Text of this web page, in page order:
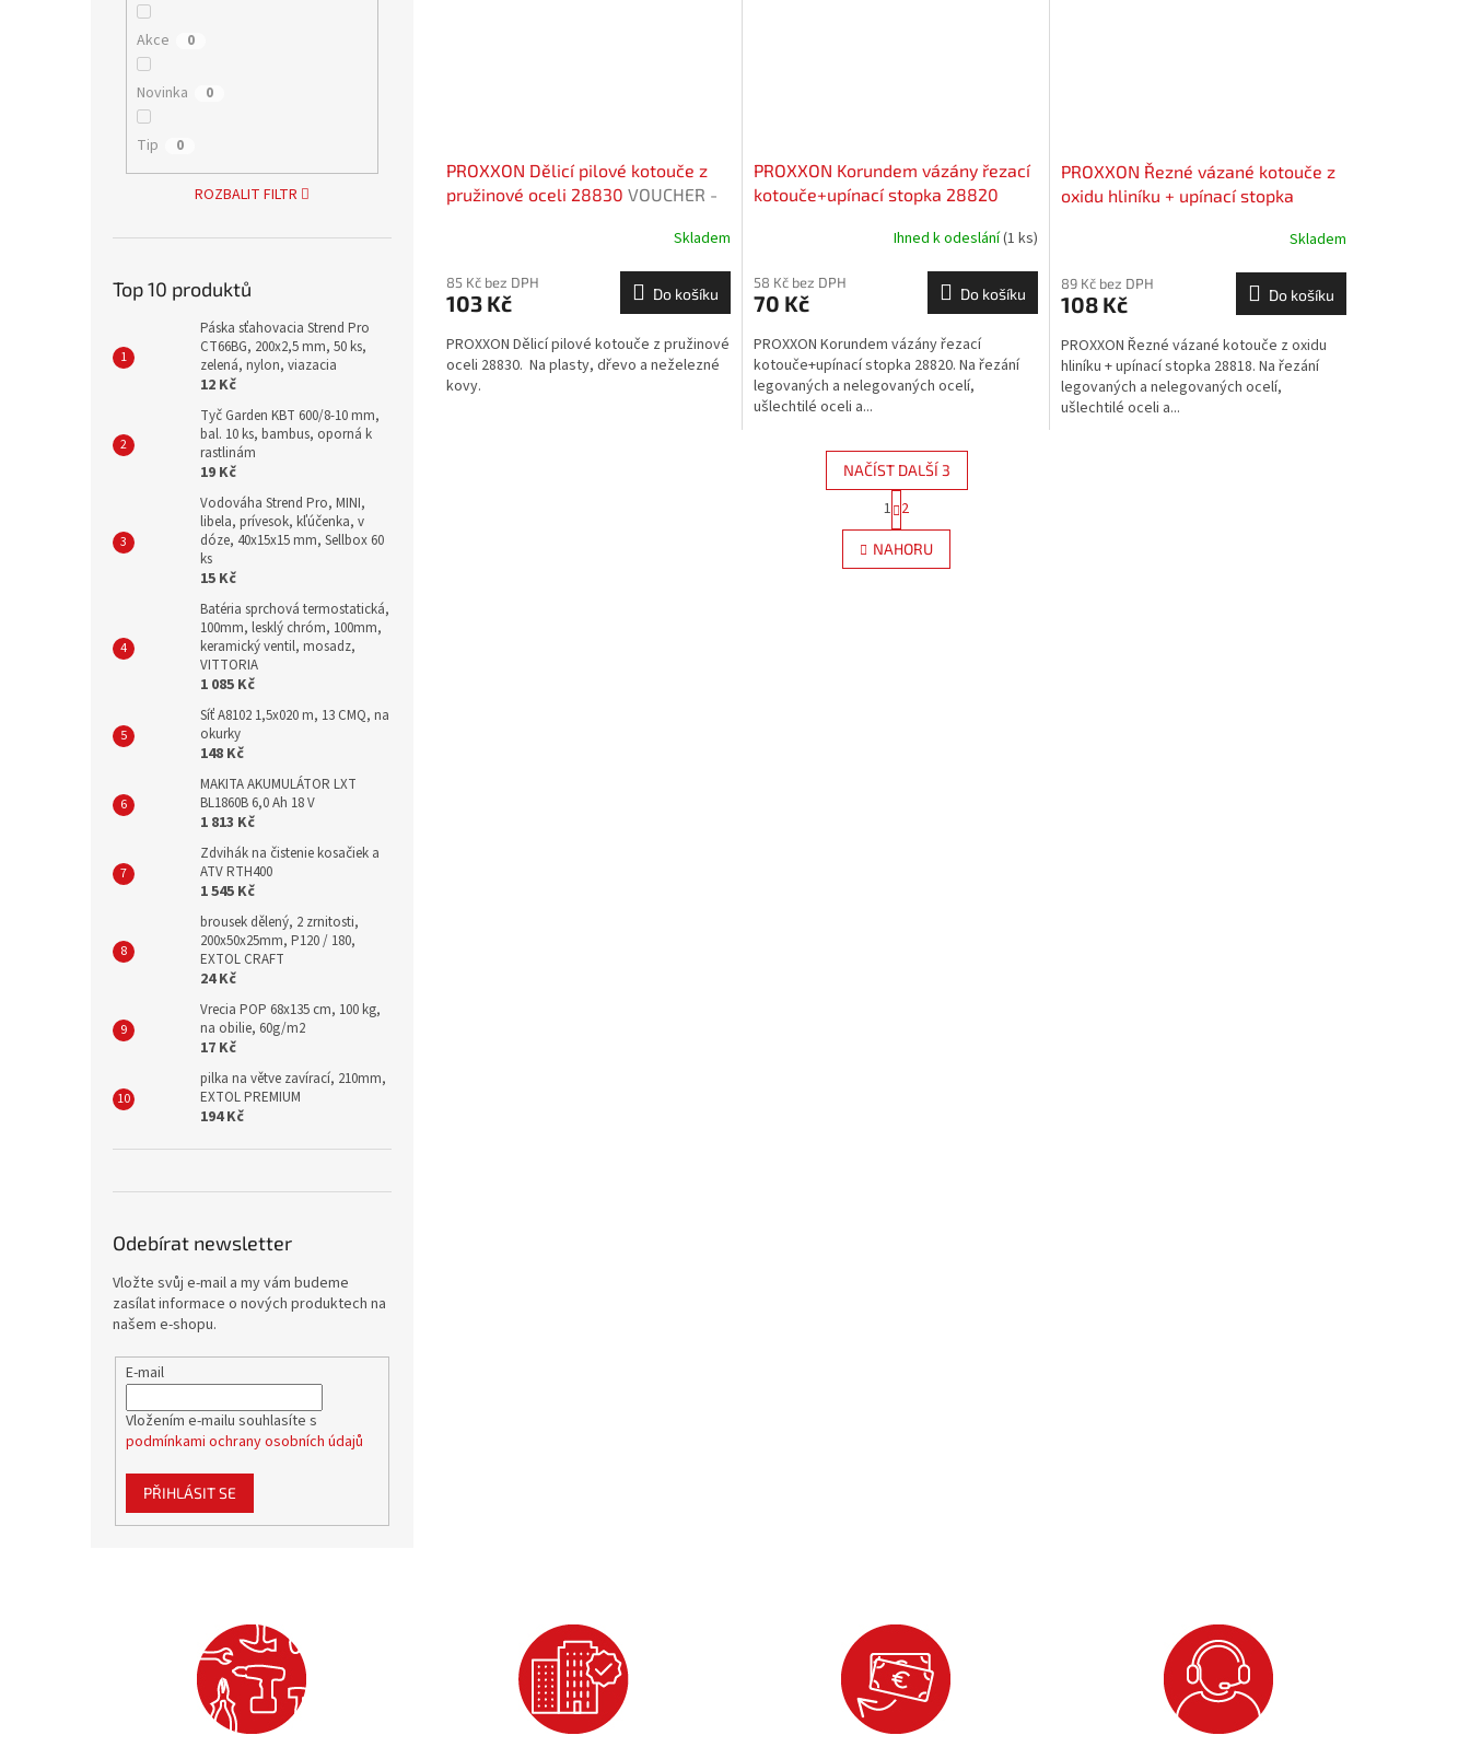
Akce 0
Novinka 0
Tip 0
ROZBALIT FILTR
Top 10 produktů
Páska sťahovacia Strend Pro
CT66BG, 200x2,5 mm, 50 ks,
zelená, nylon, viazacia
12 Kč
Tyč Garden KBT 600/8-10 mm,
bal. 10 ks, bambus, oporná k
rastlinám
19 Kč
Vodováha Strend Pro, MINI,
libela, prívesok, kľúčenka, v
dóze, 40x15x15 mm, Sellbox 60
ks
15 Kč
Batéria sprchová termostatická,
100mm, lesklý chróm, 100mm,
keramický ventil, mosadz,
VITTORIA
1 085 Kč
Síť A8102 1,5x020 m, 13 CMQ, na
okurky
148 Kč
MAKITA AKUMULÁTOR LXT
BL1860B 6,0 Ah 18 V
1 813 Kč
Zdvihák na čistenie kosačiek a
ATV RTH400
1 545 Kč
brousek dělený, 2 zrnitosti,
200x50x25mm, P120 / 180,
EXTOL CRAFT
24 Kč
Vrecia POP 68x135 cm, 100 kg,
na obilie, 60g/m2
17 Kč
pilka na větve zavírací, 210mm,
EXTOL PREMIUM
194 Kč
Odebírat newsletter
Vložte svůj e-mail a my vám budeme
zasílat informace o nových produktech na
našem e-shopu.
E-mail
Vložením e-mailu souhlasíte s
podmínkami ochrany osobních údajů
PŘIHLÁSIT SE
PROXXON Dělicí pilové kotouče z
pružinové oceli 28830 VOUCHER -
Skladem
85 Kč bez DPH
103 Kč Do košíku
PROXXON Dělicí pilové kotouče z pružinové
oceli 28830. Na plasty, dřevo a neželezné
kovy.
PROXXON Korundem vázány řezací
kotouče+upínací stopka 28820
Ihned k odeslání(1 ks)
58 Kč bez DPH
70 Kč Do košíku
PROXXON Korundem vázány řezací
kotouče+upínací stopka 28820. Na řezání
legovaných a nelegovaných ocelí,
ušlechtilé oceli a...
PROXXON Řezné vázané kotouče z
oxidu hliníku + upínací stopka
Skladem
89 Kč bez DPH
108 Kč Do košíku
PROXXON Řezné vázané kotouče z oxidu
hliníku + upínací stopka 28818. Na řezání
legovaných a nelegovaných ocelí,
ušlechtilé oceli a...
O
v
l
NAČÍST DALŠÍ 3
S
t
r
á
n
1 2
NAHORU